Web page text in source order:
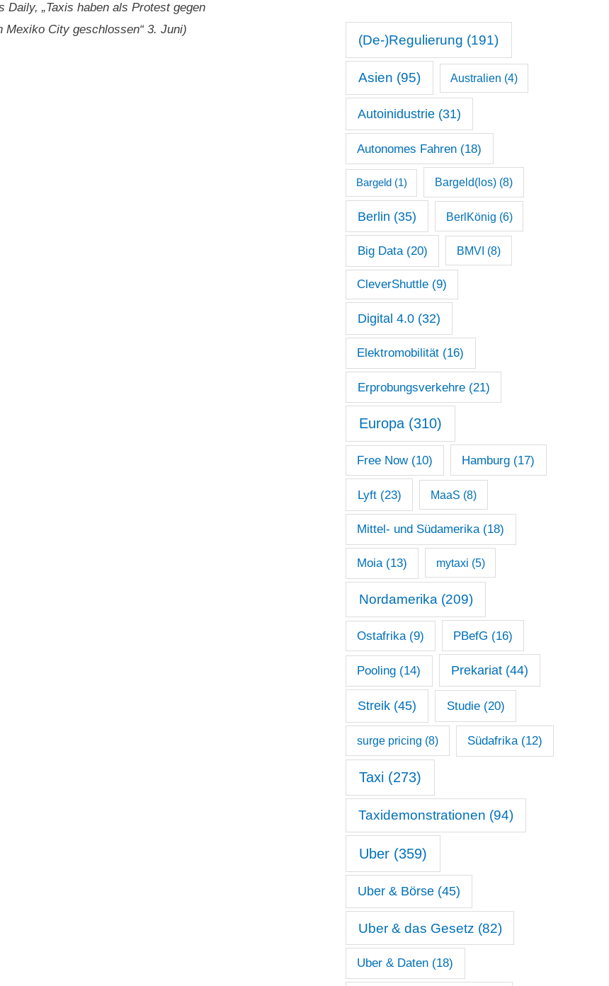
Daily, „Taxis haben als Protest gegen
City geschlossen“ 3. Juni)
n
a
h
(De-)Regulierung (191)
Asien (95) Australien (4)
Autoinidustrie(31)
Autonomes Fahren (18)
Bargeld (1) Bargeld(los)(8)
Berlin (35) BerlKönig (6)
Big Data(20) BMVI (8)
CleverShuttle(9)
Digital 4.0(32)
Elektromobilität (16)
Erprobungsverkehre(21)
Europa(310)
Free Now(10) Hamburg (17)
Lyft(23) MaaS (8)
Mittel- und Südamerika(18)
Moia(13) mytaxi (5)
Nordamerika (209)
Ostafrika(9) PBefG (16)
Pooling (14) Prekariat(44)
Streik (45) Studie(20)
surge pricing (8) Südafrika(12)
Taxi(273)
Taxidemonstrationen (94)
Uber (359)
Uber & Börse (45)
Uber & das Gesetz (82)
Uber & Daten (18)